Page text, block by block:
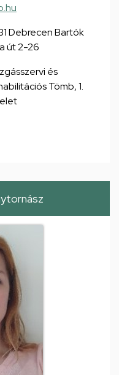
Debrecen Bartók
út 2-26
és
Tömb, 1.